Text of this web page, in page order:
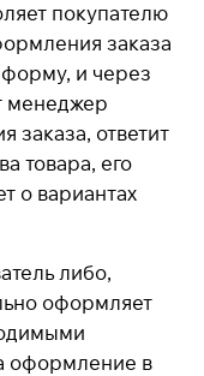
покупателю
заказа
и через
менеджер
заказа, ответит
товара, его
о вариантах
либо,
оформляет
оформление в